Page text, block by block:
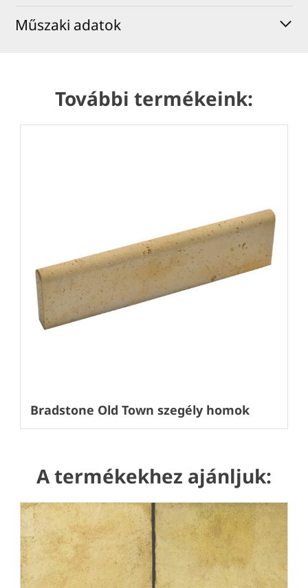
Műszaki adatok
További termékeink:
Bradstone Old Town szegély homok
A termékekhez ajánljuk: